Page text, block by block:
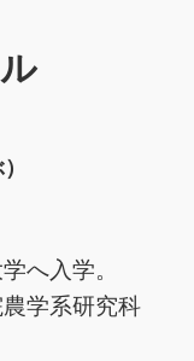
へ入学。
学系研究科